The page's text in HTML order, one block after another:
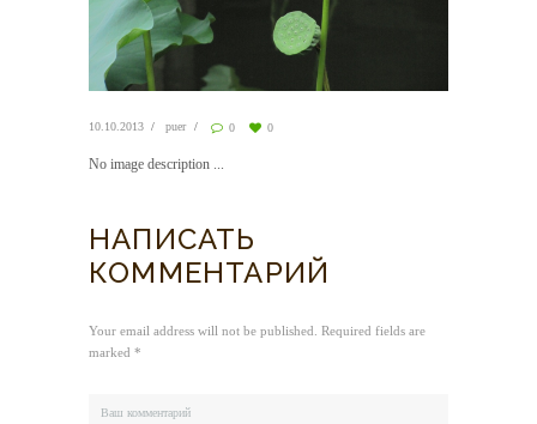
10.10.2013 puer 0 0
No image description ...
НАПИСАТЬ
КОММЕНТАРИЙ
Your email address will not be published. Required fields are
marked *